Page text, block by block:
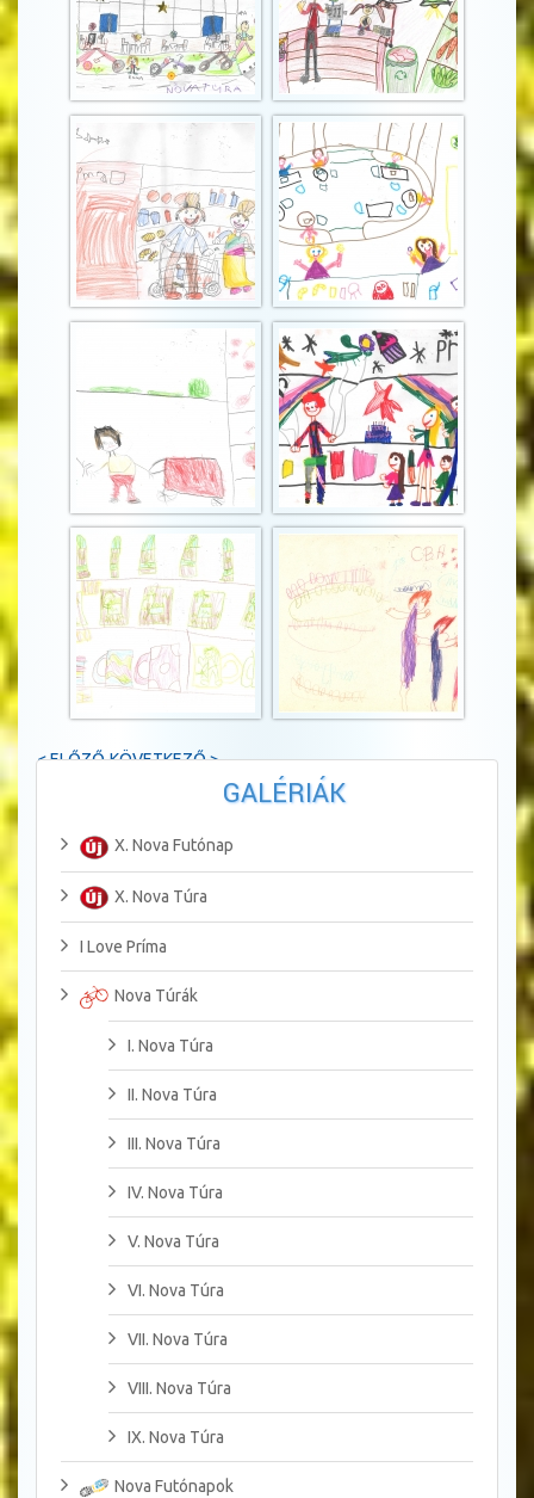
< ELŐZŐ KÖVETKEZŐ >
GALÉRIÁK
X. Nova Futónap
X. Nova Túra
I Love Príma
Nova Túrák
I. Nova Túra
II. Nova Túra
III. Nova Túra
IV. Nova Túra
V. Nova Túra
VI. Nova Túra
VII. Nova Túra
VIII. Nova Túra
IX. Nova Túra
Nova Futónapok